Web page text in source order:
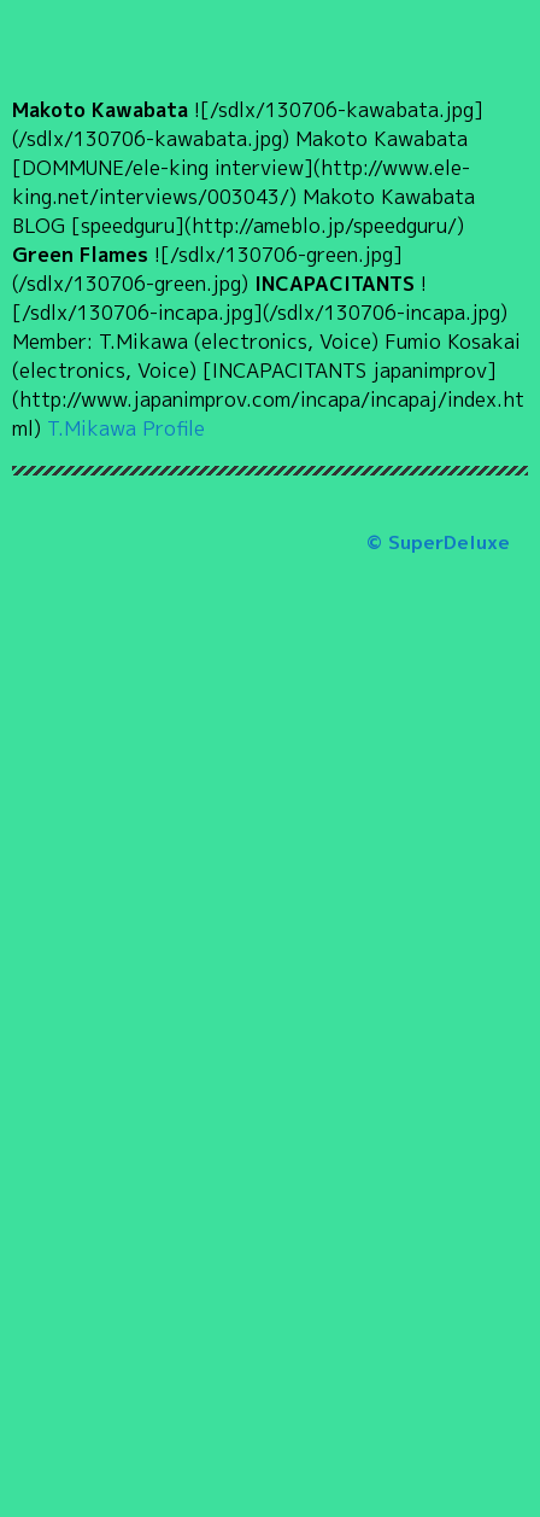
Makoto Kawabata![/sdlx/130706-kawabata.jpg]
(/sdlx/130706-kawabata.jpg) Makoto Kawabata
[DOMMUNE/ele-king interview](http://www.ele-
king.net/interviews/003043/) Makoto Kawabata
BLOG [speedguru](http://ameblo.jp/speedguru/)
Green Flames ![/sdlx/130706-green.jpg]
(/sdlx/130706-green.jpg) INCAPACITANTS !
[/sdlx/130706-incapa.jpg](/sdlx/130706-incapa.jpg)
Member: T.Mikawa (electronics, Voice) Fumio Kosakai
(electronics, Voice) [INCAPACITANTS japanimprov]
(http://www.japanimprov.com/incapa/incapaj/index.ht
ml) T.Mikawa Profile
© SuperDeluxe